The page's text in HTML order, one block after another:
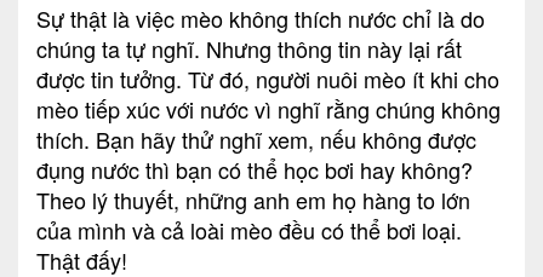
Sự thật là việc mèo không thích nước chỉ là do
chúng ta tự nghĩ. Nhưng thông tin này lại rất
được tin tưởng. Từ đó, người nuôi mèo ít khi cho
mèo tiếp xúc với nước vì nghĩ rằng chúng không
thích. Bạn hãy thử nghĩ xem, nếu không được
đụng nước thì bạn có thể học bơi hay không?
Theo lý thuyết, những anh em họ hàng to lớn
của mình và cả loài mèo đều có thể bơi loại.
Thật đấy!